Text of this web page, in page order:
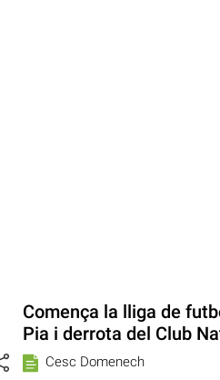
Comença la lliga de
Pia i derrota del Club
Cesc Domenech